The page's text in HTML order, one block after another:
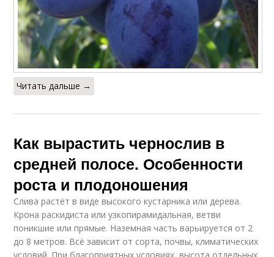
Читать дальше →
Как вырастить чернослив в
средней полосе. Особенности
роста и плодоношения
Слива растёт в виде высокого кустарника или дерева.
Крона раскидиста или узкопирамидальная, ветви
поникшие или прямые. Наземная часть варьируется от 2
до 8 метров. Всё зависит от сорта, почвы, климатических